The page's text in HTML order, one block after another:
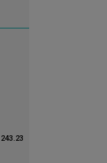
243.23